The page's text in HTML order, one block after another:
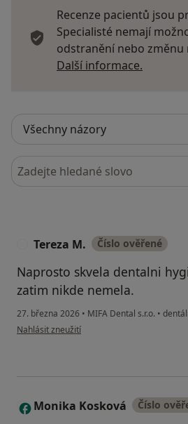
Recenze pacientů jsou
Specialisté nemají
odstranění nebo změnu
Další informace.
Hledejte v názorech
Tereza M. Číslo ověřené
Naprosto skvela dentalni
zatim nikde nemela.
27. března 2026 • MIFA Dental s.r.o. •
podle názoru uživatele Tereza M.
Nahlásit zneužití
M Monika Kosková Číslo